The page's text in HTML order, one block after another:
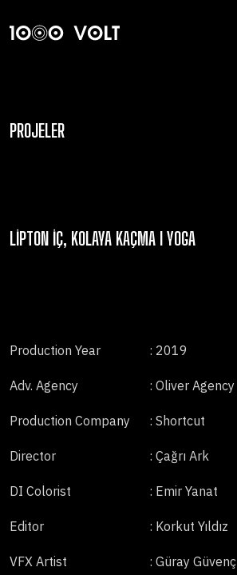
PROJELER
LIPTON İÇ, KOLAYA KAÇMA I YOGA
Production Year : 2019
Adv. Agency : Oliver Agency
Production Company : Shortcut
Director : Çağrı Ark
DI Colorist : Emir Yanat
Editor : Korkut Yıldız
VFX Artist : Güray Güvenç